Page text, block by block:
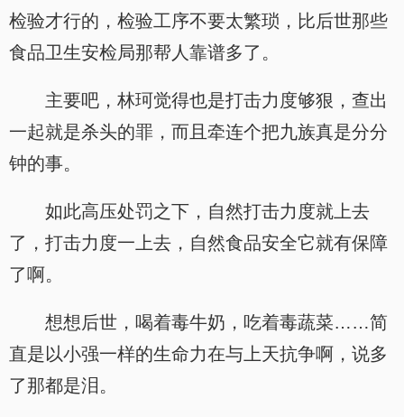
检验才行的，检验工序不要太繁琐，比后世那些
食品卫生安检局那帮人靠谱多了。
主要吧，林珂觉得也是打击力度够狠，查出
一起就是杀头的罪，而且牵连个把九族真是分分
钟的事。
如此高压处罚之下，自然打击力度就上去
了，打击力度一上去，自然食品安全它就有保障
了啊。
想想后世，喝着毒牛奶，吃着毒蔬菜……简
直是以小强一样的生命力在与上天抗争啊，说多
了那都是泪。